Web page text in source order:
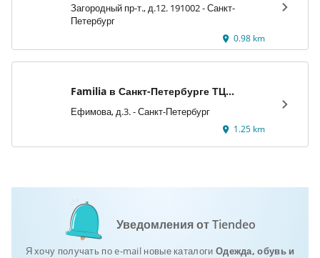
Загородный пр-т., д.12. 191002 - Санкт-
Петербург
0.98 km
Familia в Санкт-Петербурге ТЦ
Ефимова, д.3. - Санкт-Петербург
1.25 km
Уведомления от Tiendeo
Я хочу получать по e-mail новые каталоги Одежда, обувь и